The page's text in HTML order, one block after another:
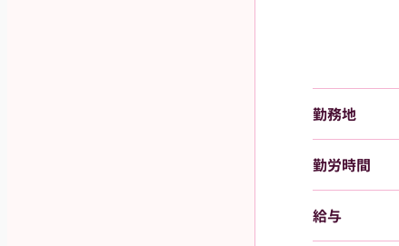
勤務地
勤労時間
給与